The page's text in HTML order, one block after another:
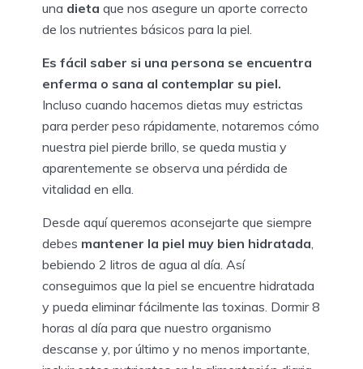
una dieta que nos asegure un aporte correcto
de los nutrientes básicos para la piel.
Es fácil saber si una persona se encuentra
enferma o sana al contemplar su piel.
Incluso cuando hacemos dietas muy estrictas
para perder peso rápidamente, notaremos cómo
nuestra piel pierde brillo, se queda mustia y
aparentemente se observa una pérdida de
vitalidad en ella.
Desde aquí queremos aconsejarte que siempre
debes mantener la piel muy bien hidratada
bebiendo 2 litros de agua al día. Así
conseguimos que la piel se encuentre hidratada
y pueda eliminar fácilmente las toxinas. Dormir 8
horas al día para que nuestro organismo
descanse y, por último y no menos importante,